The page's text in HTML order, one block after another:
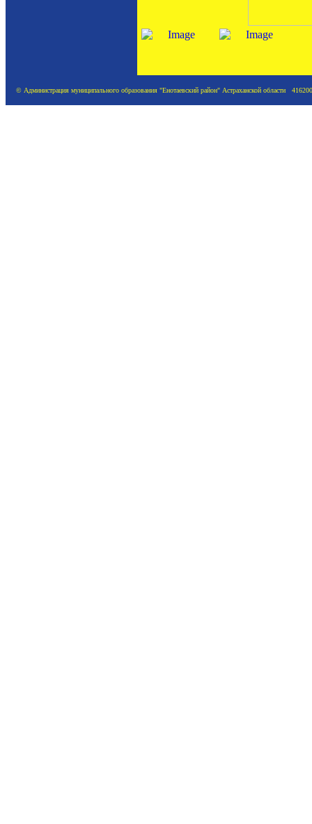
© Администрация муниципального образования "Енотаевский район" Астраханской области